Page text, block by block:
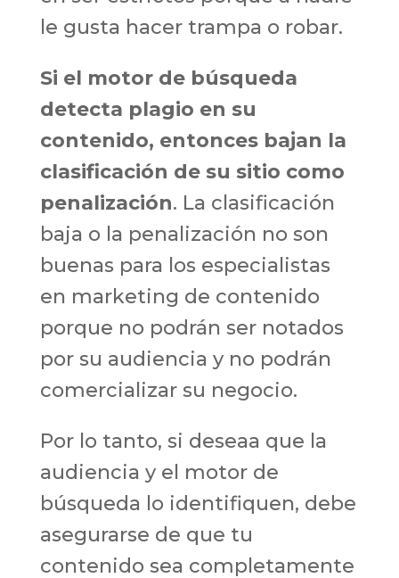
le gusta hacer trampa o robar.
Si el motor de búsqueda
detecta plagio en su
contenido, entonces bajan la
clasificación de su sitio como
penalización. La clasificación
baja o la penalización no son
buenas para los especialistas
en marketing de contenido
porque no podrán ser notados
por su audiencia y no podrán
comercializar su negocio.
Por lo tanto, si deseaa que la
audiencia y el motor de
búsqueda lo identifiquen, debe
asegurarse de que tu
contenido sea completamente